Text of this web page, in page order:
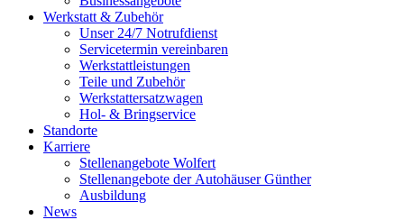
Werkstatt & Zubehör
Unser 24/7 Notrufdienst
Servicetermin vereinbaren
Werkstattleistungen
Teile und Zubehör
Werkstattersatzwagen
Hol- & Bringservice
Standorte
Karriere
Stellenangebote Wolfert
Stellenangebote der Autohäuser Günther
Ausbildung
News